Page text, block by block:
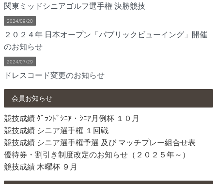
関東ミッドシニアゴルフ選手権 決勝競技
2024/09/20
２０２４年 日本オープン「パブリックビューイング」開催
のお知らせ
2024/07/29
ドレスコード変更のお知らせ
会員お知らせ
競技成績 ｸﾞﾗﾝﾄﾞｼﾆｱ・ｼﾆｱ月例杯 １０月
競技成績 シニア選手権 １回戦
競技成績 シニア選手権予選 及び マッチプレー組合せ表
優待券・割引き制度改定のお知らせ（２０２５年～）
競技成績 木曜杯 ９月